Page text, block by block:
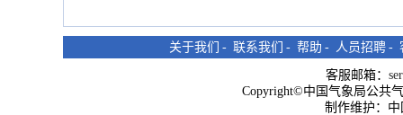
关于我们 - 联系我们 - 帮助 - 人员招聘 -
客服邮箱：
Copyright©中国气象局公共
制作维护：